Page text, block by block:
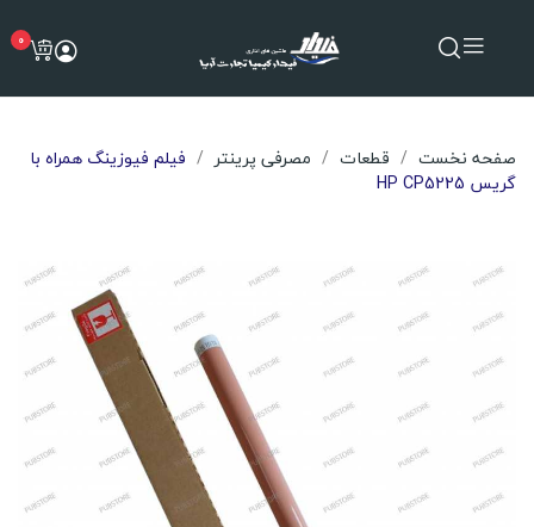
0
صفحه نخست قطعات مصرفی پرینتر
فیلم فیوزینگ همراه با
گریس HP CP5225